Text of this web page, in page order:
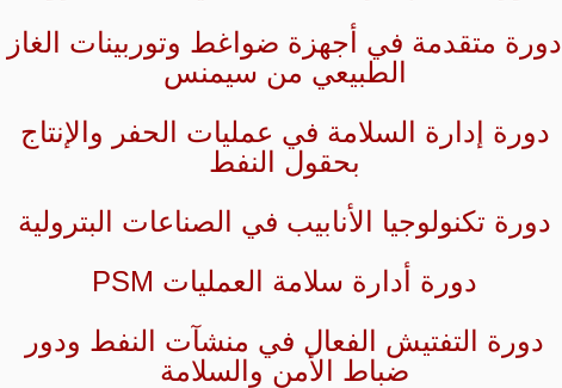
دورة متقدمة في أجهزة ضواغط وتوربينات الغاز
الطبيعي من سيمنس
دورة إدارة السلامة في عمليات الحفر والإنتاج
بحقول النفط
دورة تكنولوجيا الأنابيب في الصناعات البترولية
دورة أدارة سلامة العمليات PSM
دورة التفتيش الفعال في منشآت النفط ودور
ضباط الأمن والسلامة